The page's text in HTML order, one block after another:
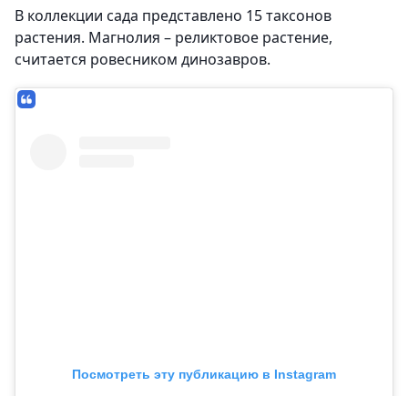
В коллекции сада представлено 15 таксонов
растения. Магнолия – реликтовое растение,
считается ровесником динозавров.
Посмотреть эту публикацию в Instagram